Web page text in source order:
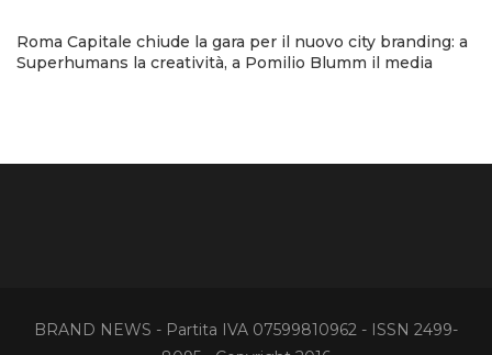
Roma Capitale chiude la gara per il nuovo city branding: a
Superhumans la creatività, a Pomilio Blumm il media
BRAND NEWS - Partita IVA 07599810962 - ISSN 2499-